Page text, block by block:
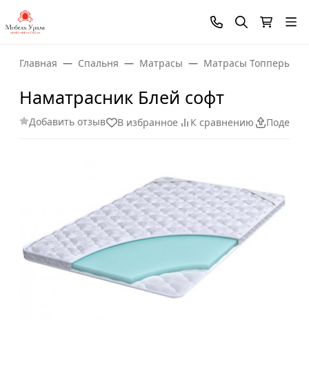
Главная Спальня Матрасы Матрасы Топперы
Наматрасник Блей софт
Добавить отзыв В избранное К сравнению